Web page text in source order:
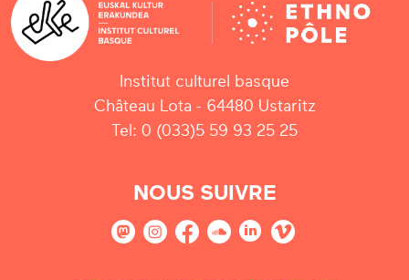
Institut culturel basque
Château Lota - 64480 Ustaritz
Tel: 0 (033)5 59 93 25 25
NOUS SUIVRE